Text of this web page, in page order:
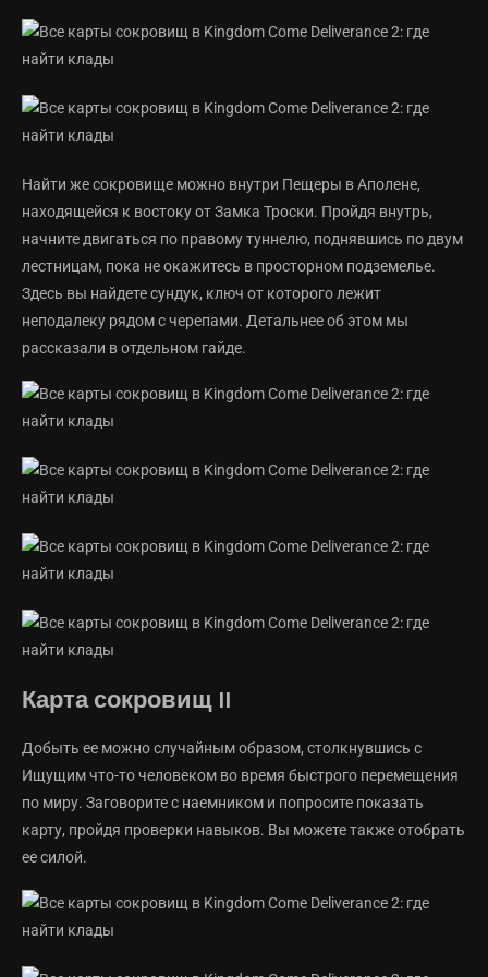
Найти же сокровище можно внутри Пещеры в Аполене,
находящейся к востоку от Замка Троски. Пройдя внутрь,
начните двигаться по правому туннелю, поднявшись по двум
лестницам, пока не окажитесь в просторном подземелье.
Здесь вы найдете сундук, ключ от которого лежит
неподалеку рядом с черепами. Детальнее об этом мы
рассказали в отдельном гайде.
Карта сокровищ II
Добыть ее можно случайным образом, столкнувшись с
Ищущим что-то человеком во время быстрого перемещения
по миру. Заговорите с наемником и попросите показать
карту, пройдя проверки навыков. Вы можете также отобрать
ее силой.